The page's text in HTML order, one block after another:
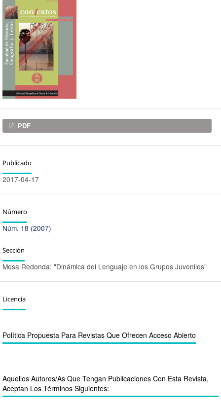
Descargas
PDF
Publicado
2017-04-17
Número
Núm. 18 (2007)
Sección
Mesa Redonda: "Dinámica del Lenguaje en los Grupos Juveniles"
Licencia
Política Propuesta Para Revistas Que Ofrecen Acceso Abierto
Aquellos Autores/as Que Tengan Publicaciones Con Esta Revista,
Aceptan Los Términos Siguientes: